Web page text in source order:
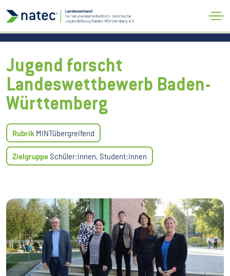
Verband
#natecDigilog
Aktuelles
Kontakt
Jugend forscht
Landeswettbewerb Baden-
Württemberg
Rubrik MINTübergreifend
ZielgruppeSchüler:innen, Student:innen